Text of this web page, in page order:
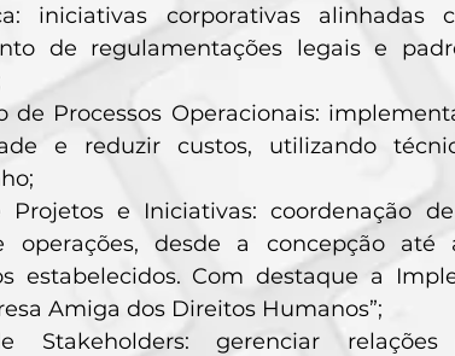
iniciativas corporativas
de regulamentações legais e
de Processos Operacionais:
e reduzir custos, utilizando
Projetos e Iniciativas: coordenação
operações, desde a concepção
estabelecidos. Com destaque a
Amiga dos Direitos Humanos”;
Stakeholders: gerenciar